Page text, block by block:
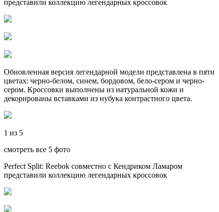
представили коллекцию легендарных кроссовок
Обновленная версия легендарной модели представлена в пяти
цветах: черно-белом, синем, бордовом, бело-сером и черно-
сером. Кроссовки выполнены из натуральной кожи и
декорированы вставками из нубука контрастного цвета.
1 из 5
смотреть все 5 фото
Perfect Split: Reebok совместно с Кендриком Ламаром
представили коллекцию легендарных кроссовок